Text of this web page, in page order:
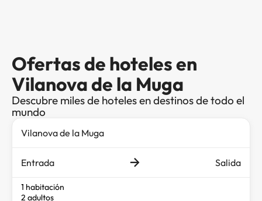
Ofertas de hoteles en
Vilanova de la Muga
Descubre miles de hoteles en destinos de todo el
mundo
Entrada Salida
1 habitación
2 adultos